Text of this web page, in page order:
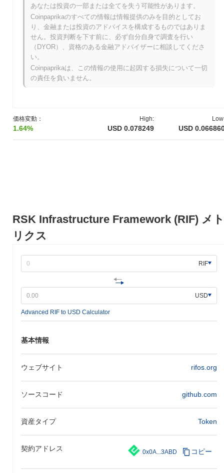
RSK Infrastructure Framework (RIF) メト
リクス
RIF
USD
Advanced RIF to USD Calculator
基本情報
ウェブサイト rifos.org
ソースコード github.com
資産タイプ Token
契約アドレス 0x0A...3ABD コピー
価格変動：
1.64%
High:
USD 0.078249 USD
はエコシステムに不可欠であり、アイデンティティ管理、ストレ
ージ、支払いなどのサービスを支えています。 RSKインフラスト
ラクチャーフレームワークは、ビットコインとより広範な分散型
アプリケーションエコシステムとの相互運用性とスケーラビリテ
ィに焦点を当てている点が注目されます。これにより、RIFはビ
ットコインの価値保存を超えたユーティリティを向上させる重要
なプレーヤーとして位置付けられ、より広範な分散型サービスを
可能にします。
RSKインフラストラクチャーフレームワークは、2015年12月に
RSK Labsのチームがホワイトペーパーを発表したことにより始
公開利用が開始されました。RSKインフラストラクチャーフレー
ムワークの初期開発は、スマートコントラクトを統合することで
ビットコインの機能を向上させることに焦点を当てており、ネイ
行われませんでした。代わりに、RBTCの配布はビットコインを
RBTCに変換する2ウェイペグシステムに結びついています。これ
らの基盤的なステップは、RSKインフラストラクチャーフレーム
ワークの役割を広範なブロックチェーンエコシステムに確立する
上で重要でした。
RSKインフラストラクチャーフレームワークの今後
は？
公式のアップデートによると、RSKインフラストラクチャーフレ
との相互運用性の向上で、今後数ヶ月以内に完了する予定です。
この取り組みは、クロスチェーン機能を改善し、よりシームレス
な相互作用を可能にすることを目指しています。さらに、RSKネ
ットワーク上のDeFi機能の拡大にも焦点が当てられており、年末
までにスケーラビリティとパフォーマンスを向上させる新しいプ
ロトコルのアップグレードが期待されています。これらのアップ
RSKは戦略的パートナーシップや統合を通じてエコシステムを強
す。これらのマイルストーンは、RSKのプラットフォームの使い
あなたは投資の一部または全てを失う可能性があります。
Coinpaprikaのすべての情報は情報提供のみを目的としてお
り、金融または投資のアドバイスを構成するものではありま
せん。投資判断を下す前に、必ず自分自身で調査を行い
（DYOR）、資格のある金融アドバイザーに相談してくださ
い。
Coinpaprikaは、この情報の使用に起因する損失について一切
の責任を負いません。